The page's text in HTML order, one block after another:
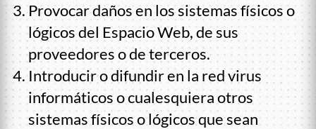
Provocar daños en los sistemas físicos o
lógicos del Espacio Web, de sus
proveedores o de terceros.
Introducir o difundir en la red virus
informáticos o cualesquiera otros
sistemas físicos o lógicos que sean